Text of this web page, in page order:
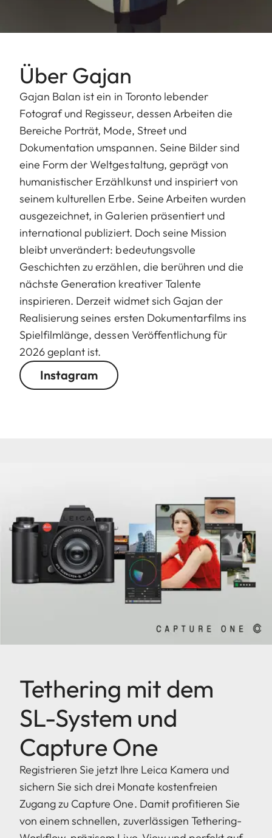
Über Gajan
Gajan Balan ist ein in Toronto lebender
Fotograf und Regisseur, dessen Arbeiten die
Bereiche Porträt, Mode, Street und
Dokumentation umspannen. Seine Bilder sind
eine Form der Weltgestaltung, geprägt von
humanistischer Erzählkunst und inspiriert von
seinem kulturellen Erbe. Seine Arbeiten wurden
ausgezeichnet, in Galerien präsentiert und
international publiziert. Doch seine Mission
bleibt unverändert: bedeutungsvolle
Geschichten zu erzählen, die berühren und die
nächste Generation kreativer Talente
inspirieren. Derzeit widmet sich Gajan der
Realisierung seines ersten Dokumentarfilms ins
Spielfilmlänge, dessen Veröffentlichung für
2026 geplant ist.
Instagram
Tethering mit dem
SL-System und
Capture One
Registrieren Sie jetzt Ihre Leica Kamera und
sichern Sie sich drei Monate kostenfreien
Zugang zu Capture One. Damit profitieren Sie
von einem schnellen, zuverlässigen Tethering-